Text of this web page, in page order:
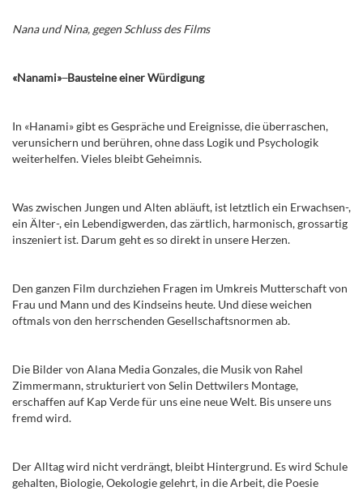
Nana und Nina, gegen Schluss des Films
«Nanami» Bausteine einer Würdigung
In «Hanami» gibt es Gespräche und Ereignisse, die überraschen,
verunsichern und berühren, ohne dass Logik und Psychologik
weiterhelfen. Vieles bleibt Geheimnis.
Was zwischen Jungen und Alten abläuft, ist letztlich ein Erwachsen-,
ein Älter-, ein Lebendigwerden, das zärtlich, harmonisch, grossartig
inszeniert ist. Darum geht es so direkt in unsere Herzen.
Den ganzen Film durchziehen Fragen im Umkreis Mutterschaft von
Frau und Mann und des Kindseins heute. Und diese weichen
oftmals von den herrschenden Gesellschaftsnormen ab.
Die Bilder von Alana Media Gonzales, die Musik von Rahel
Zimmermann, strukturiert von Selin Dettwilers Montage,
erschaffen auf Kap Verde für uns eine neue Welt. Bis unsere uns
fremd wird.
Der Alltag wird nicht verdrängt, bleibt Hintergrund. Es wird Schule
gehalten, Biologie, Oekologie gelehrt, in die Arbeit, die Poesie